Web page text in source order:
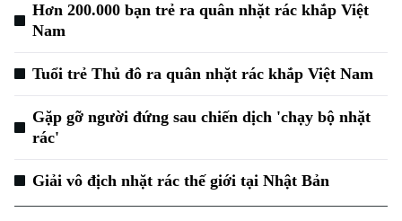
Hơn 200.000 bạn trẻ ra quân nhặt rác khắp Việt
Nam
Tuổi trẻ Thủ đô ra quân nhặt rác khắp Việt Nam
Gặp gỡ người đứng sau chiến dịch 'chạy bộ nhặt
rác'
Giải vô địch nhặt rác thế giới tại Nhật Bản